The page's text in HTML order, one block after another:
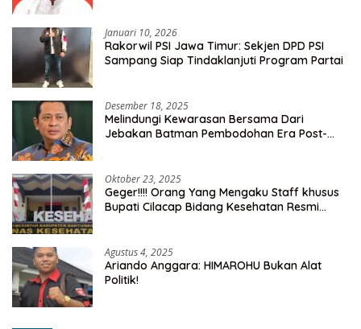
Januari 10, 2026
Rakorwil PSI Jawa Timur: Sekjen DPD PSI
Sampang Siap Tindaklanjuti Program Partai
Desember 18, 2025
Melindungi Kewarasan Bersama Dari
Jebakan Batman Pembodohan Era Post-
Oktober 23, 2025
Geger!!!! Orang Yang Mengaku Staff khusus
Bupati Cilacap Bidang Kesehatan Resmi
Agustus 4, 2025
Ariando Anggara: HIMAROHU Bukan Alat
Politik!